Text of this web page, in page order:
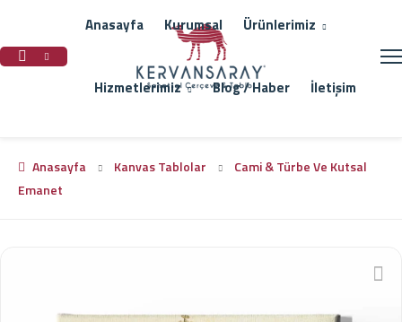
Anasayfa Kurumsal Ürünlerimiz
Hizmetlerimiz Blog / Haber İletişim
Anasayfa Kanvas Tablolar
Cami & Türbe Ve Kutsal
Emanet